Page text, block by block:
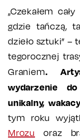
„Czekałem
gdzie tańczą,
dzieło sztuki” –
tegorocznej
Graniem.
wydarzenie
unikalny,
tym roku
Mrozu oraz